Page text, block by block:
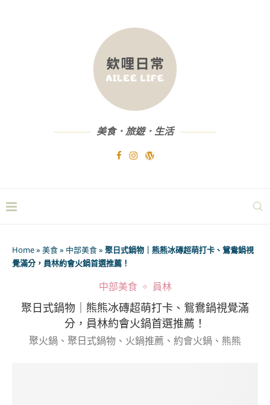
美食．旅遊．生活
Home» 美食» 中部美食» 聚日式鍋物｜熊熊冰磚超萌打卡、鴛鴦鍋視
覺滿分，員林約會火鍋首選推薦！
中部美食 員林
聚日式鍋物｜熊熊冰磚超萌打卡、鴛鴦鍋視覺滿
分，員林約會火鍋首選推薦！
聚火鍋、聚日式鍋物、火鍋推薦、約會火鍋、熊熊